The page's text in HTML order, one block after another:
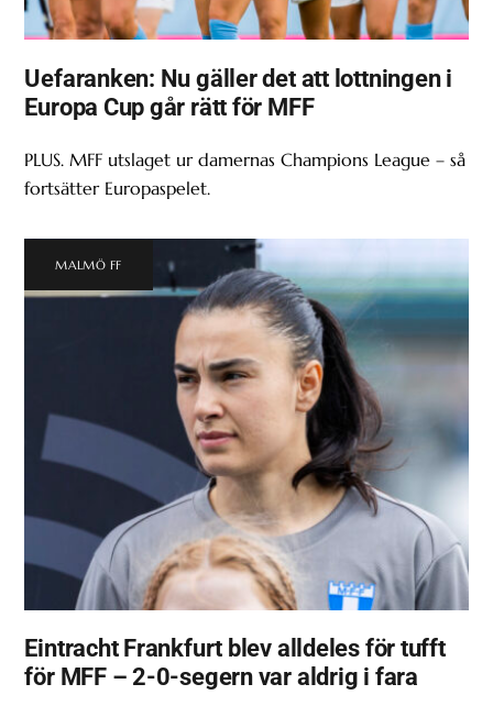
Uefaranken: Nu gäller det att lottningen i
Europa Cup går rätt för MFF
PLUS. MFF utslaget ur damernas Champions League – så
fortsätter Europaspelet.
MALMÖ FF
Eintracht Frankfurt blev alldeles för tufft
för MFF – 2-0-segern var aldrig i fara